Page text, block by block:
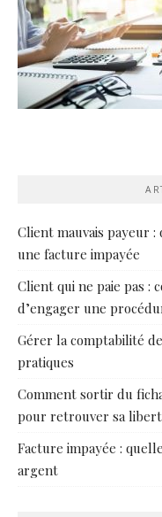
Client mauvais payeur
une facture impayée
Client qui ne paie pas :
d’engager une
Gérer la comptabilité
pratiques
Comment sortir du
pour retrouver sa
Facture impayée :
argent